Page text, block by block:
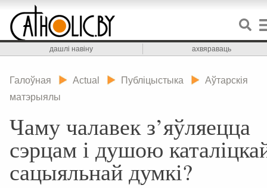
дашлі навіну ахвяраваць
Галоўная Actual Публіцыстыка
Аўтарскія
матэрыялы
Чаму чалавек з’яўляецца
сэрцам і душою
сацыяльнай думкі?